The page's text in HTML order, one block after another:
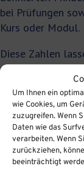
Um Ihnen ein
wie Cookies, um
zuzugreifen. Wenn
Daten wie das
verarbeiten. Wenn
zurückziehen,
beeinträchtigt
bei Prüfungen
Kurs oder Modul.
Diese Zahlen
und in Berichten
Führungskräften
Kontext zu
vollständig